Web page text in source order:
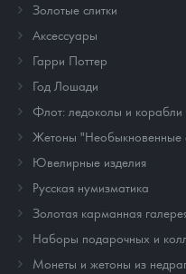
Золотые слитки
Аксессуары
Гарри Поттер
Год Лошади
Флот: ледоколы и корабли
Жетоны "Необыкновенные
Ювелирные изделия
Русская нумизматика
Золотая карманная
Наборы подарочных и
Монеты и жетоны из